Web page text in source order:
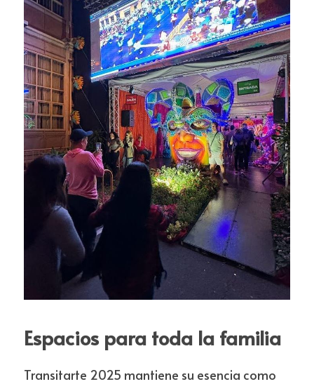
Espacios para toda la familia
Transitarte 2025 mantiene su esencia como